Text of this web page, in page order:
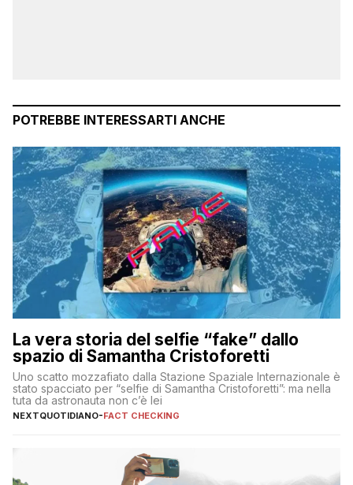
POTREBBE INTERESSARTI ANCHE
La vera storia del selfie “fake” dallo
spazio di Samantha Cristoforetti
Uno scatto mozzafiato dalla Stazione Spaziale Internazionale è
stato spacciato per “selfie di Samantha Cristoforetti”: ma nella
tuta da astronauta non c’è lei
NEXTQUOTIDIANO-FACT CHECKING